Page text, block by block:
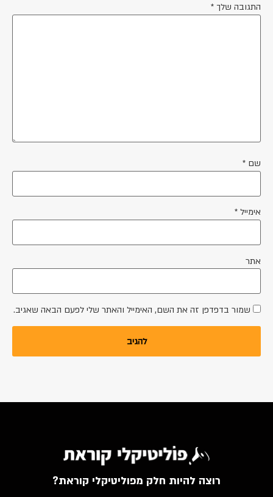
התגובה שלך *
שם *
אימייל *
אתר
שמור בדפדפן זה את השם, האימייל והאתר שלי לפעם הבאה שאגיב.
רוצה להיות חלק מפוליטיקלי קוראת?